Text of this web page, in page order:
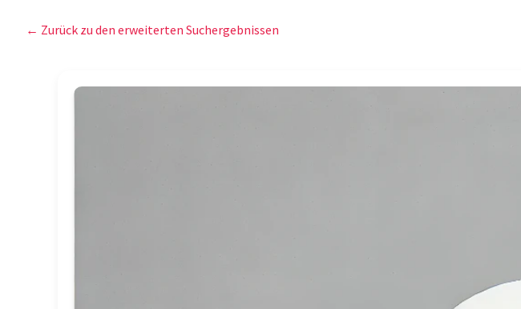
← Zurück zu den erweiterten Suchergebnissen